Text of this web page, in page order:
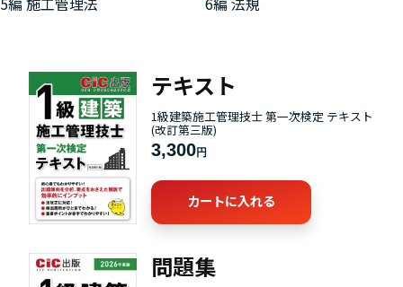
テキスト
1級建築施工管理技士 第一次検定 テキスト
(改訂第三版)
3,300円
カートに入れる
問題集